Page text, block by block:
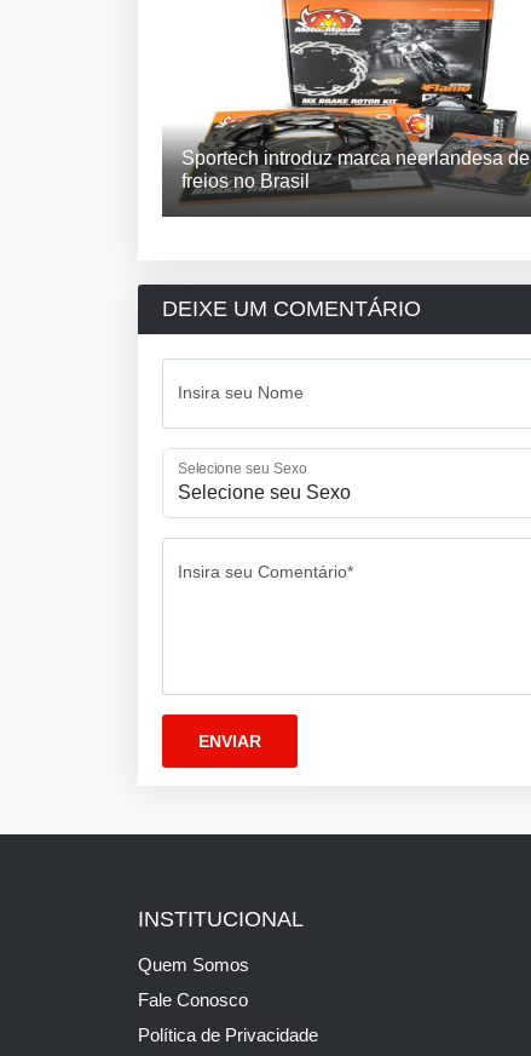
Sportech introduz marca neerlandesa de
freios no Brasil
DEIXE UM COMENTÁRIO
Insira seu Nome
Selecione seu Sexo
Insira seu Comentário*
INSTITUCIONAL
Quem Somos
Fale Conosco
Política de Privacidade